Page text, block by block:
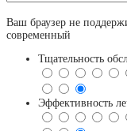
Ваш браузер не
современный
Тщательность
Эффективность